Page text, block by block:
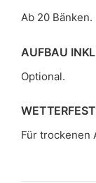
Ab 20 Bänken.
AUFBAU
Optional.
Für trockenen